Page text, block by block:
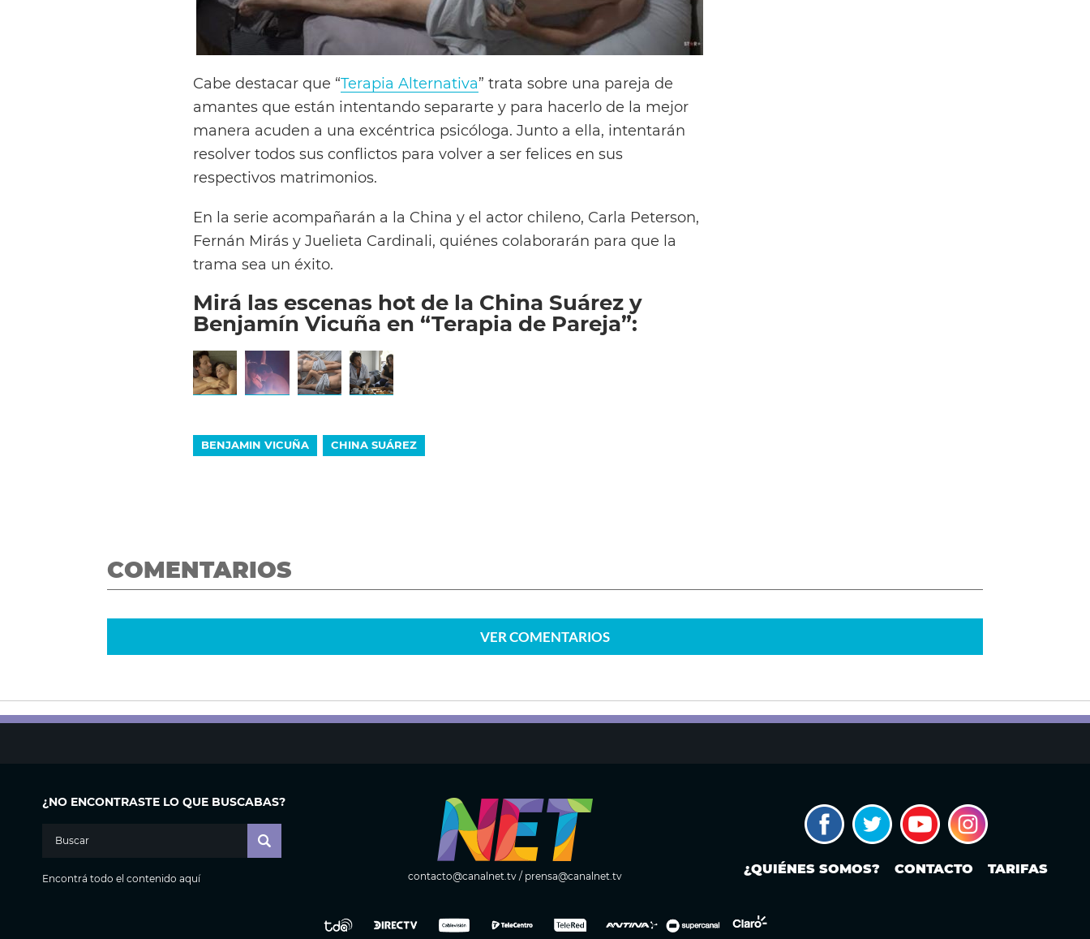
Cabe destacar que “Terapia Alternativa” trata sobre una pareja de
amantes que están intentando separarte y para hacerlo de la mejor
manera acuden a una excéntrica psicóloga. Junto a ella, intentarán
resolver todos sus conflictos para volver a ser felices en sus
respectivos matrimonios.
En la serie acompañarán a la China y el actor chileno, Carla Peterson,
Fernán Mirás y Juelieta Cardinali, quiénes colaborarán para que la
trama sea un éxito.
Mirá las escenas hot de la China Suárez y
Benjamín Vicuña en “Terapia de Pareja”:
BENJAMIN VICUÑA CHINA SUÁREZ
COMENTARIOS
VERCOMENTARIOS
¿NO ENCONTRASTE LO QUE BUSCABAS?
Encontrá todo el contenido aquí contacto@canalnet.tv/ prensa@canalnet.tv ¿QUIÉNES SOMOS? CONTACTO TARIFAS